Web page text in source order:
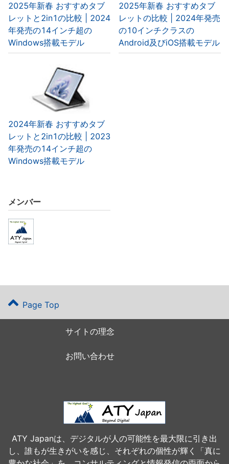
2025年新春 おすすめタブ
レットと2in1の比較 | 2024
年発売の14インチ超の
Windows搭載モデル
2025年新春 おすすめタブ
レットの比較 | 2024年発売
の10インチクラスの
Android及びiOS搭載モデル
2024年新春 おすすめタブ
レットと2in1の比較 | 2023
年発売の14インチ超の
Windows搭載モデル
メンバー
Page Top
サイトの理念
お問い合わせ
ATY Japanは、デジタルが人の可能性を最大限に引き出
し、誰もが生きがいを感じ、それぞれの個性が輝く「真に